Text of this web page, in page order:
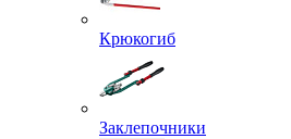
Крюкогиб
Заклепочники